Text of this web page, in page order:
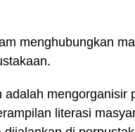
menghubungkan
mengorganisir
literasi